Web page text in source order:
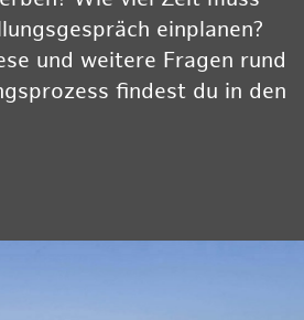
einplanen?
und weitere Fragen rund
findest du in den